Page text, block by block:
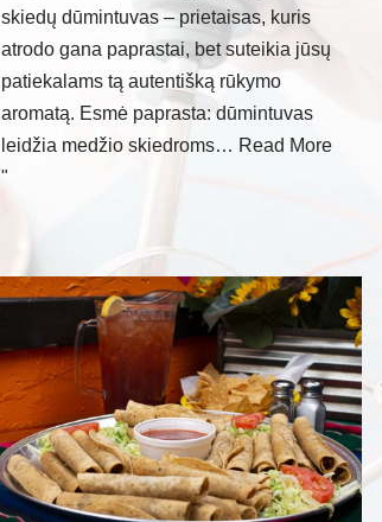
skiedų dūmintuvas – prietaisas, kuris
atrodo gana paprastai, bet suteikia jūsų
patiekalams tą autentišką rūkymo
aromatą. Esmė paprasta: dūmintuvas
leidžia medžio skiedroms… Read More
"